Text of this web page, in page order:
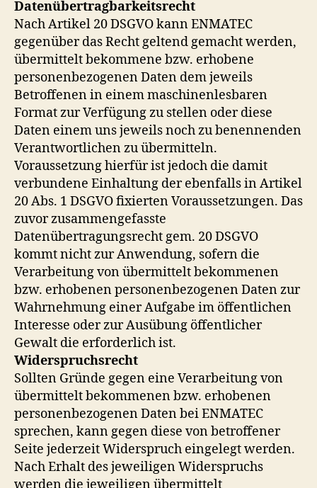
Datenübertragbarkeitsrecht
Nach Artikel 20 DSGVO kann ENMATEC
gegenüber das Recht geltend gemacht werden,
übermittelt bekommene bzw. erhobene
personenbezogenen Daten dem jeweils
Betroffenen in einem maschinenlesbaren
Format zur Verfügung zu stellen oder diese
Daten einem uns jeweils noch zu benennenden
Verantwortlichen zu übermitteln.
Voraussetzung hierfür ist jedoch die damit
verbundene Einhaltung der ebenfalls in Artikel
20 Abs. 1 DSGVO fixierten Voraussetzungen. Das
zuvor zusammengefasste
Datenübertragungsrecht gem. 20 DSGVO
kommt nicht zur Anwendung, sofern die
Verarbeitung von übermittelt bekommenen
bzw. erhobenen personenbezogenen Daten zur
Wahrnehmung einer Aufgabe im öffentlichen
Interesse oder zur Ausübung öffentlicher
Gewalt die erforderlich ist.
Widerspruchsrecht
Sollten Gründe gegen eine Verarbeitung von
übermittelt bekommenen bzw. erhobenen
personenbezogenen Daten bei ENMATEC
sprechen, kann gegen diese von betroffener
Seite jederzeit Widerspruch eingelegt werden.
Nach Erhalt des jeweiligen Widerspruchs
werden die jeweiligen übermittelt